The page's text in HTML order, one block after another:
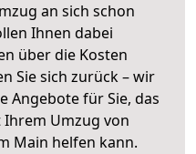
an sich schon
Ihnen dabei
über die Kosten
Sie sich zurück – wir
Angebote für Sie, das
Ihrem Umzug von
Main helfen kann.